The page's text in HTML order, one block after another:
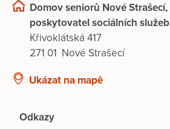
Domov seniorů Nové Strašecí,
poskytovatel sociálních služeb
Křivoklátská 417
271 01 Nové Strašecí
Ukázat na mapě
Odkazy